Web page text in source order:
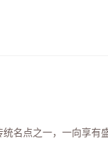
名点之一，一向享有